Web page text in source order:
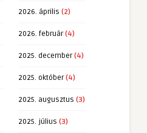
2026. április (2)
2026. február(4)
2025. december(4)
2025. október(4)
2025. augusztus (3)
2025. július (3)